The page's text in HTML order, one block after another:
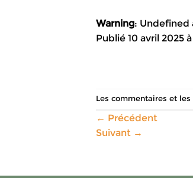
Warning: Undefined
Publié 10 avril 2025 à
Les commentaires et
← Précédent
Suivant →